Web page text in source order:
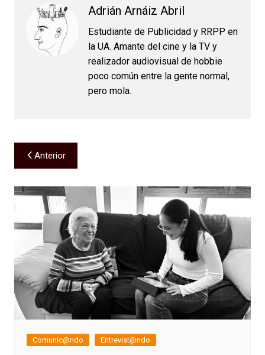
Adrián Arnáiz Abril
Estudiante de Publicidad y RRPP en
la UA. Amante del cine y la TV y
realizador audiovisual de hobbie
poco común entre la gente normal,
pero mola.
Navegación
de
entradas
Anterior
Comunic@ndo Entrevist@ndo